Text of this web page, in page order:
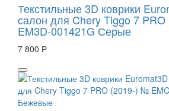
Текстильные 3D коврики
салон для Chery Tiggo 7
EM3D-001421G Серые
7 800 Р